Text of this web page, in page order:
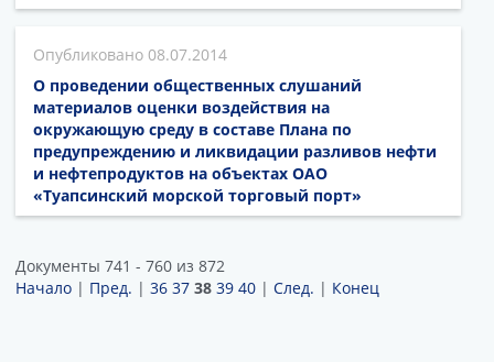
08.07.2014
О проведении общественных слушаний
материалов оценки воздействия на
окружающую среду в составе Плана по
предупреждению и ликвидации разливов нефти
и нефтепродуктов на объектах ОАО
«Туапсинский морской торговый порт»
Документы 741 - 760 из 872
Начало | Пред. | 36 37 38 39 40 | След. | Конец